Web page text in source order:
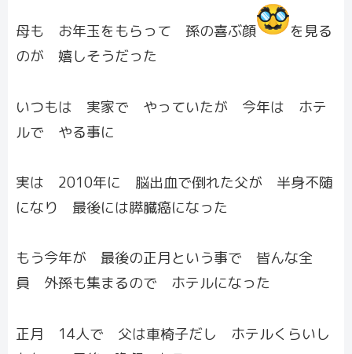
母も お年玉をもらって 孫の喜ぶ顔
を見る
のが 嬉しそうだった
いつもは 実家で やっていたが 今年は ホテ
ルで やる事に
実は 2010年に 脳出血で倒れた父が 半身不随
になり 最後には膵臓癌になった
もう今年が 最後の正月という事で 皆んな全
員 外孫も集まるので ホテルになった
正月 14人で 父は車椅子だし ホテルくらいし